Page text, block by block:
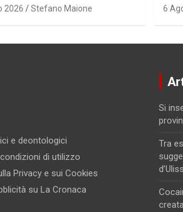
2026 Stefano Maione 6
e deontologici
di utilizzo
Privacy e sui Cookies
su La Cronaca
Si
Tra